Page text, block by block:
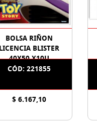
BOLSA RIÑON
LICENCIA BLISTER
40X50 X10U
CÓD: 221855
$ 6.167,10